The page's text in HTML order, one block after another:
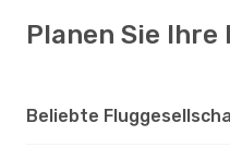
Planen Sie Ihre
Beliebte